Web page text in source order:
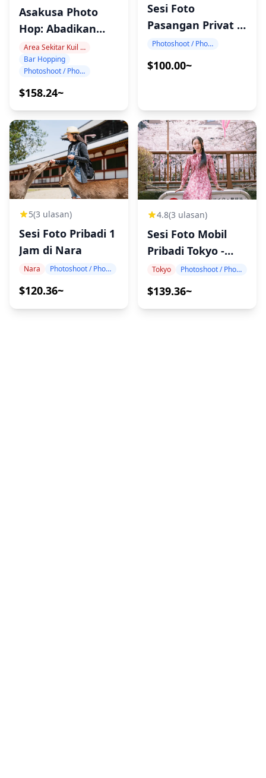
Asakusa Photo
Hop: Abadikan
Malam Tokyo!
Area Sekitar Kuil Sensoji
Bar Hopping
Photoshoot / Photo tour
$158.24~
Sesi Foto
Pasangan Privat 1
Jam di Jepang
Photoshoot / Photo tour
$100.00~
5(3 ulasan)
Sesi Foto Pribadi 1
Jam di Nara
Nara Photoshoot / Photo tour
$120.36~
4.8(3 ulasan)
Sesi Foto Mobil
Pribadi Tokyo -
Antar Jemput
Hotel
Tokyo Photoshoot / Photo tour
$139.36~